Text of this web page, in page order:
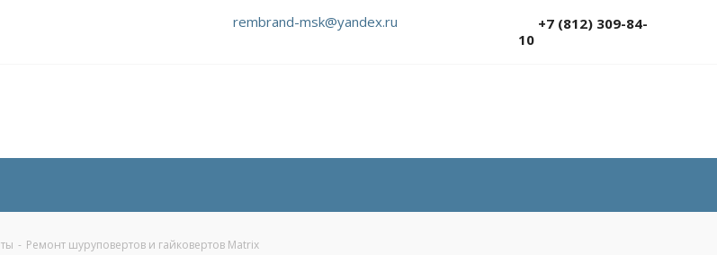
rembrand-msk@yandex.ru
+7 (812) 309-84-
10
- Ремонт шуруповертов и гайковертов Matrix